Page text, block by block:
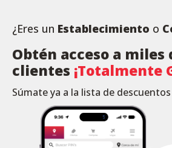
¿Eres un Establecimiento o
Obtén acceso a miles
clientes ¡Totalmente
Súmate ya a la lista de